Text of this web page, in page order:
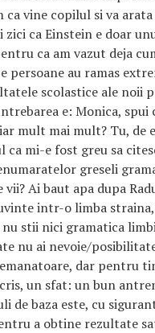
ca vine copilul si va
ca Einstein e doar
ca am vazut deja
persoane au ramas
scolastice ale noii
e: Monica, spui
mult mai mult? Tu, de
ca mi-e fost greu sa
greseli
vii? Ai baut apa dupa
intr-o limba
nu stii nici gramatica
nu ai nevoie/
dar pentru
un sfat: un bun
de baza este, cu
a obtine rezultate